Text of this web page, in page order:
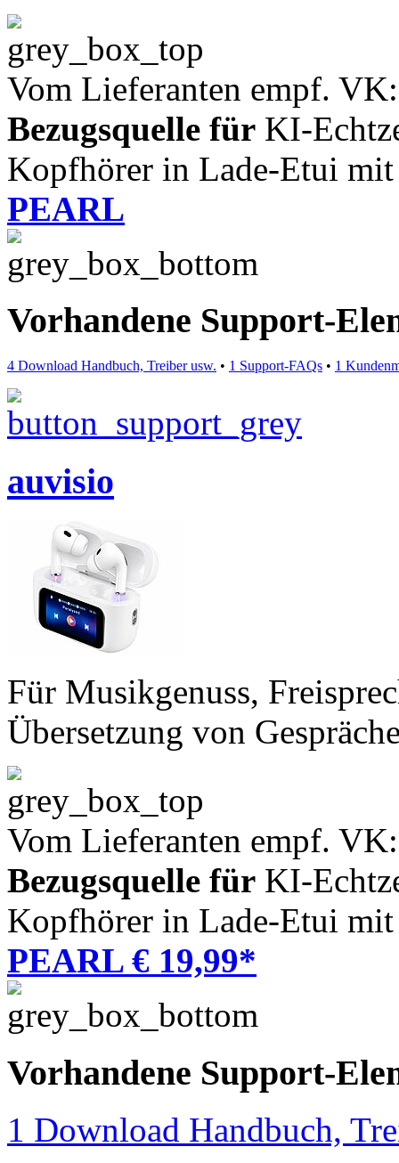
Vom Lieferanten empf.
Bezugsquelle für KI-
Kopfhörer in Lade-Etui
PEARL
Vorhandene Support-
4 Download Handbuch, Treiber usw. • 1 Support-FAQs • 1
auvisio
Für Musikgenuss,
Übersetzung von
Vom Lieferanten empf.
Bezugsquelle für KI-
Kopfhörer in Lade-Etui
PEARL € 19,99*
Vorhandene Support-
1 Download Handbuch,